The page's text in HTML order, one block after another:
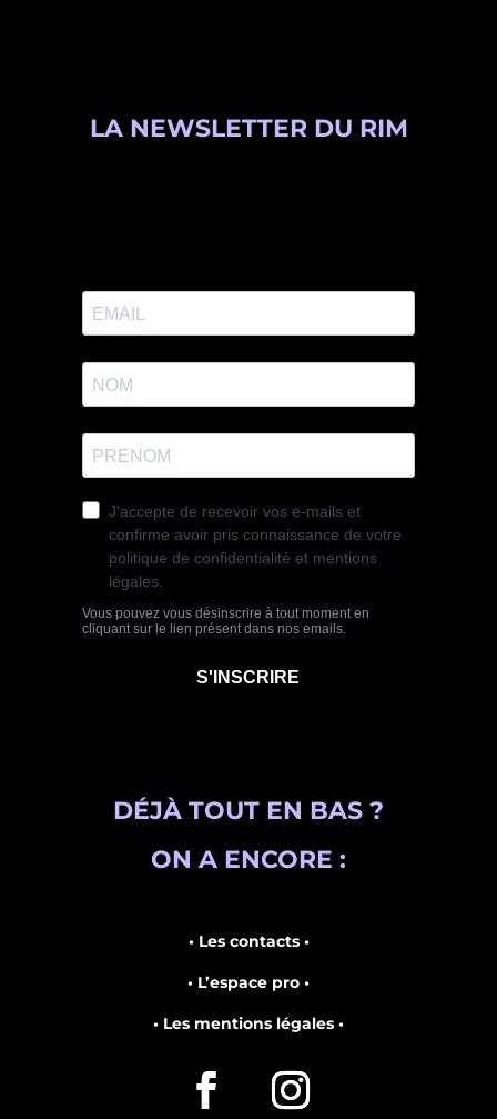
LA NEWSLETTER DU RIM
DÉJÀ TOUT EN BAS ?
ON A ENCORE :
• Les contacts •
• L’espace pro •
• Les mentions légales •